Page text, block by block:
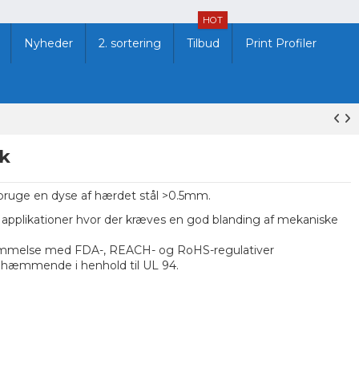
Nyheder 2. sortering Tilbud
HOT
Print Profiler
en dyse af hærdet stål >0.5mm.
hvor der kræves en god blanding af mekaniske
med FDA-, REACH- og RoHS-regulativer
i henhold til UL 94.